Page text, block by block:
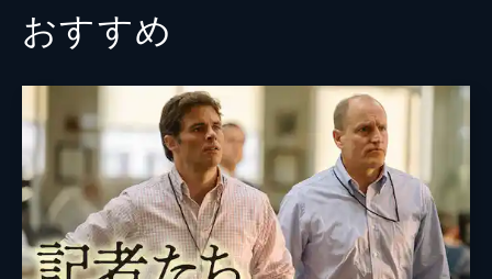
おすすめ